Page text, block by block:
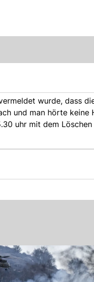
wurde, dass
und man hörte keine
uhr mit dem